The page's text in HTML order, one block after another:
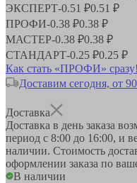
ЭКСПЕРТ-0.51 ₽0.51 ₽
ПРОФИ-0.38 ₽0.38 ₽
МАСТЕР-0.38 ₽0.38 ₽
СТАНДАРТ-0.25 ₽0.25 ₽
Как стать «ПРОФИ» сразу!
Доставим сегодня, от
Доставка
Доставка в день заказа
период с 8:00 до 16:00, и
наличии. Стоимость
оформлении заказа по
В наличии